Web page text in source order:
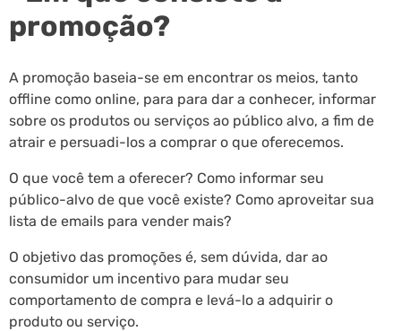
promoção?
A promoção baseia-se em encontrar os meios, tanto
offline como online, para para dar a conhecer, informar
sobre os produtos ou serviços ao público alvo, a fim de
atrair e persuadi-los a comprar o que oferecemos.
O que você tem a oferecer? Como informar seu
público-alvo de que você existe? Como aproveitar sua
lista de emails para vender mais?
O objetivo das promoções é, sem dúvida, dar ao
consumidor um incentivo para mudar seu
comportamento de compra e levá-lo a adquirir o
produto ou serviço.